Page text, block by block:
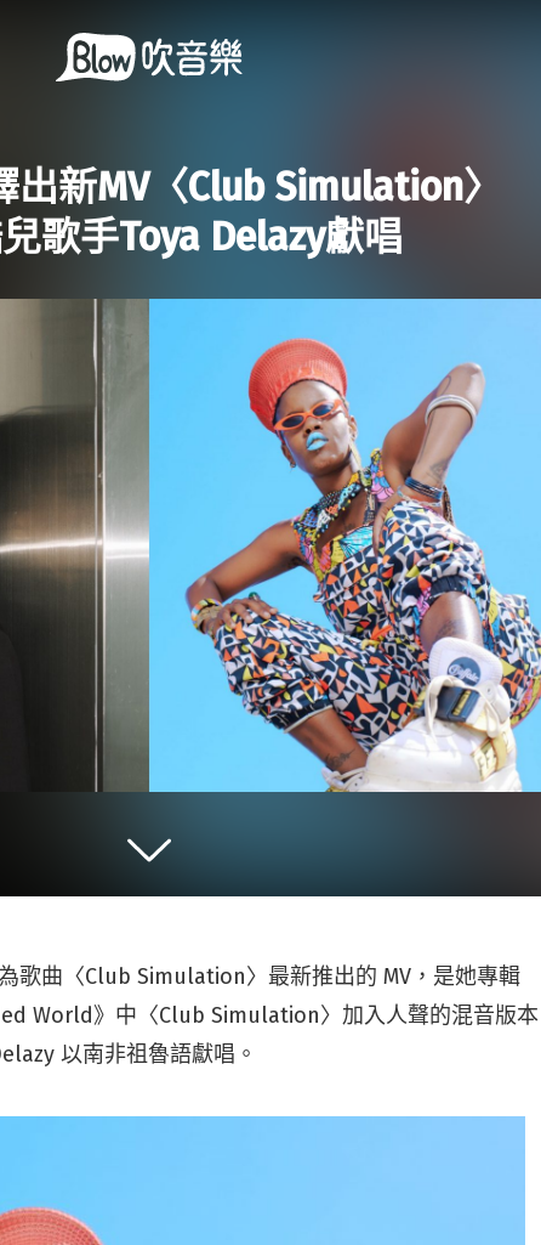
出新MV〈Club Simulation〉
歌手Toya Delazy獻唱
歌曲〈Club Simulation〉最新推出的 MV，是她專輯
World》中〈Club Simulation〉加入人聲的混音版
以南非祖魯語獻唱。